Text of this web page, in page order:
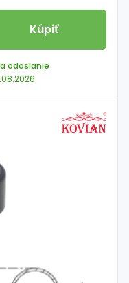
Kúpiť
odoslanie